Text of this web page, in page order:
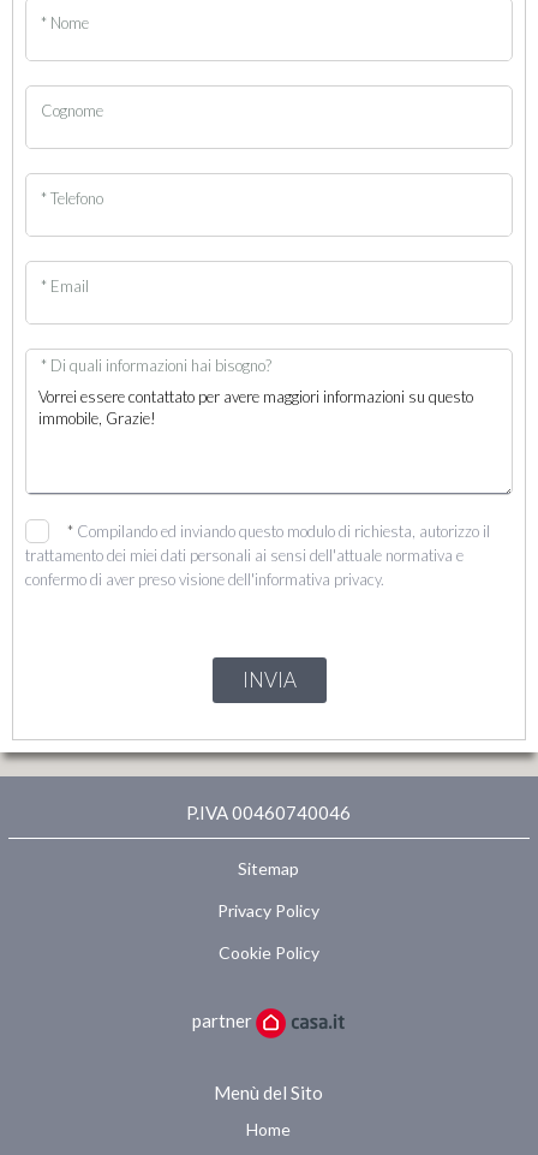
* Nome
Cognome
* Telefono
* Email
* Di quali informazioni hai bisogno?
* Compilando ed inviando questo modulo di richiesta, autorizzo il
trattamento dei miei dati personali ai sensi dell'attuale normativa e
confermo di aver preso visione dell'informativa privacy.
INVIA
P.IVA 00460740046
Sitemap
Privacy Policy
Cookie Policy
partner
Menù del Sito
Home